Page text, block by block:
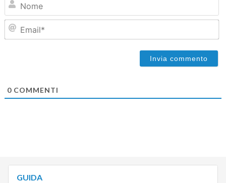
0COMMENTI
GUIDA